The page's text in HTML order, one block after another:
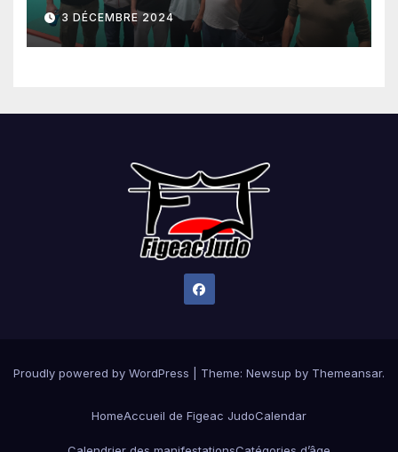
3 DÉCEMBRE 2024
Proudly powered by WordPress Theme: Newsup by Themeansar.
HomeAccueil de Figeac JudoCalendar